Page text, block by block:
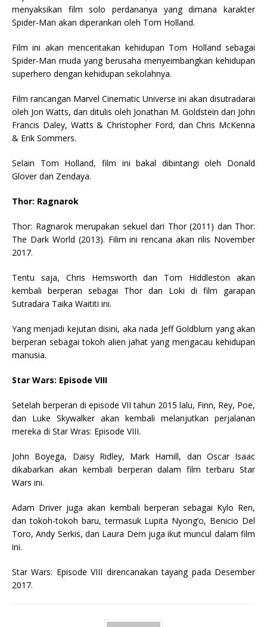
menyaksikan film solo perdananya yang dimana karakter
Spider-Man akan diperankan oleh Tom Holland.
Film ini akan menceritakan kehidupan Tom Holland sebagai
Spider-Man muda yang berusaha menyeimbangkan kehidupan
superhero dengan kehidupan sekolahnya.
Film rancangan Marvel Cinematic Universe ini akan disutradarai
oleh Jon Watts, dan ditulis oleh Jonathan M. Goldstein dan John
Francis Daley, Watts & Christopher Ford, dan Chris McKenna
& Erik Sommers.
Selain Tom Holland, film ini bakal dibintangi oleh Donald
Glover dan Zendaya.
Thor: Ragnarok
Thor: Ragnarok merupakan sekuel dari Thor (2011) dan Thor:
The Dark World (2013). Filim ini rencana akan rilis November
2017.
Tentu saja, Chris Hemsworth dan Tom Hiddleston akan
kembali berperan sebagai Thor dan Loki di film garapan
Sutradara Taika Waititi ini.
Yang menjadi kejutan disini, aka nada Jeff Goldblum yang akan
berperan sebagai tokoh alien jahat yang mengacau kehidupan
manusia.
Star Wars: Episode VIII
Setelah berperan di episode VII tahun 2015 lalu, Finn, Rey, Poe,
dan Luke Skywalker akan kembali melanjutkan perjalanan
mereka di Star Wras: Episode VIII.
John Boyega, Daisy Ridley, Mark Hamill, dan Oscar Isaac
dikabarkan akan kembali berperan dalam film terbaru Star
Wars ini.
Adam Driver juga akan kembali berperan sebagai Kylo Ren,
dan tokoh-tokoh baru, termasuk Lupita Nyong’o, Benicio Del
Toro, Andy Serkis, dan Laura Dern juga ikut muncul dalam film
ini.
Star Wars: Episode VIII direncanakan tayang pada Desember
2017.